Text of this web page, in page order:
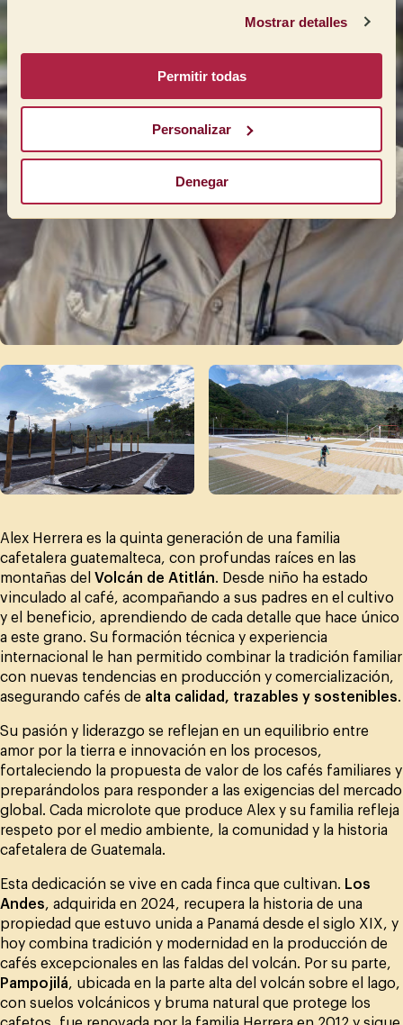
Mostrar detalles
Permitir todas
Personalizar
Denegar
Alex Herrera es la quinta generación de una familia
cafetalera guatemalteca, con profundas raíces en las
montañas del Volcán de Atitlán. Desde niño ha estado
vinculado al café, acompañando a sus padres en el cultivo
y el beneficio, aprendiendo de cada detalle que hace único
a este grano. Su formación técnica y experiencia
internacional le han permitido combinar la tradición familiar
con nuevas tendencias en producción y comercialización,
asegurando cafés de alta calidad, trazables y sostenibles.
Su pasión y liderazgo se reflejan en un equilibrio entre
amor por la tierra e innovación en los procesos,
fortaleciendo la propuesta de valor de los cafés familiares y
preparándolos para responder a las exigencias del mercado
global. Cada microlote que produce Alex y su familia refleja
respeto por el medio ambiente, la comunidad y la historia
cafetalera de Guatemala.
Esta dedicación se vive en cada finca que cultivan. Los
Andes, adquirida en 2024, recupera la historia de una
propiedad que estuvo unida a Panamá desde el siglo XIX, y
hoy combina tradición y modernidad en la producción de
cafés excepcionales en las faldas del volcán. Por su parte,
Pampojilá, ubicada en la parte alta del volcán sobre el lago,
con suelos volcánicos y bruma natural que protege los